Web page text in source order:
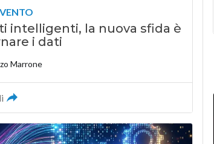
intelligenti, la nuova sfida è
i dati
Marrone